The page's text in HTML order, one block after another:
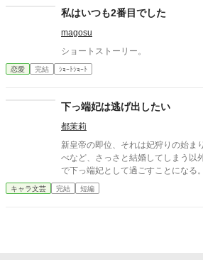
私はいつも2番目でした
magosu
ショートストーリー。
恋愛 完結 ｼｮｰﾄｼｮｰﾄ
下っ端妃は逃げ出したい
都茉莉
新皇帝の即位、それは妃狩りの始まりーー 庶民がそれを
べなど、さっさと結婚してしまう以
で下っ端妃として過ごすことになる。 そんな鈍臭い妃の一人たる
私は、偶然後宮から逃げ出す手がか
は府庫にあるらしいと知って、調べ
キャラ文芸 完結 短編